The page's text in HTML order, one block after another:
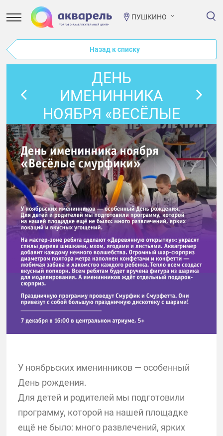
ПУШКИНО
Назад к списку
ДЕНЬ
ИМЕНИННИКА
НОЯБРЯ «ВЕСЁЛЫЕ
СМУРФИКИ»
У ноябрьских именинников — особенный
День рождения.
Для детей и родителей мы подготовили
программу, которой на нашей площадке
ещё не было: много развлечений, ярких